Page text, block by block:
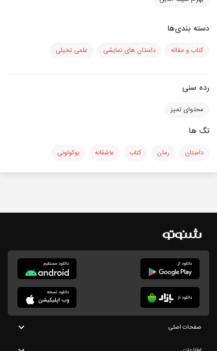
دسته بندی‌ها
کتاب و مقاله داستان های نمایشی علمی تخیلی
رده سنی
محتوای تمیز
تگ ها
داستان رمان کتاب عاشقانه بوکولونی
صفحات اصلی